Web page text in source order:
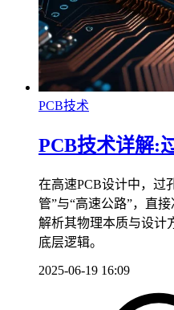
PCB技术
PCB技术详解:
在高速PCB设计中，过
管”与“高速公路”，直
解析其物理本质与设计
底层逻辑。
2025-06-19 16:09